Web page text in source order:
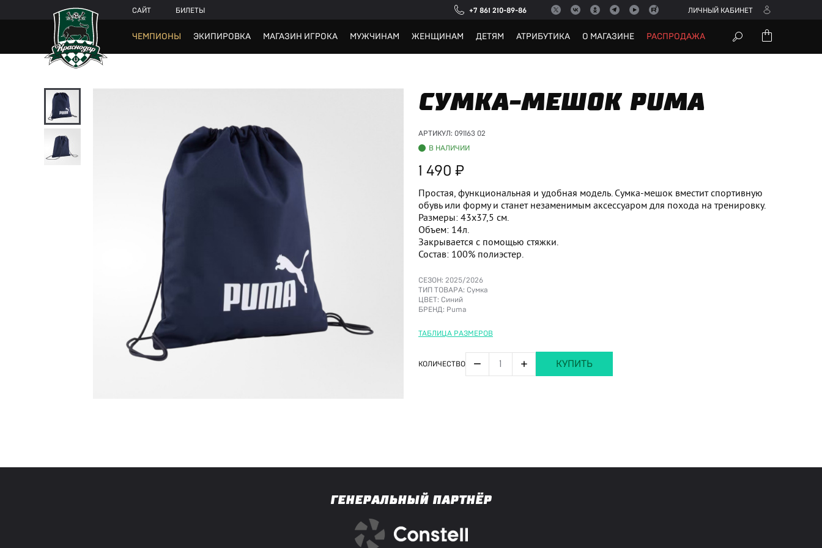
САЙТ БИЛЕТЫ +7 861 210-89-86 ЛИЧНЫЙ КАБИНЕТ
ЧЕМПИОНЫ ЭКИПИРОВКА МАГАЗИН ИГРОКА МУЖЧИНАМ ЖЕНЩИНАМ ДЕТЯМ АТРИБУТИКА О МАГАЗИНЕ РАСПРОДАЖА
СУМКА-МЕШОК PUMA
АРТИКУЛ: 091163 02
В НАЛИЧИИ
1 490
Простая, функциональная и удобная модель. Сумка-мешок вместит спортивную
обувь или форму и станет незаменимым аксессуаром для похода на тренировку.
Размеры: 43x37,5 см.
Объем: 14л.
Закрывается с помощью стяжки.
Состав: 100% полиэстер.
СЕЗОН: 2025/2026
ТИП ТОВАРА: Сумка
ЦВЕТ: Синий
БРЕНД: Puma
ТАБЛИЦА РАЗМЕРОВ
КОЛИЧЕСТВО − + КУПИТЬ
ГЕНЕРАЛЬНЫЙ ПАРТНЁР